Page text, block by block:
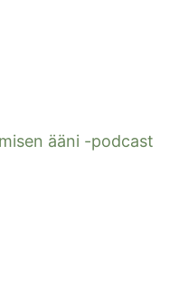
ääni -podcast